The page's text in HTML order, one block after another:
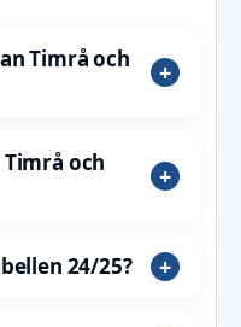
Timrå och
och
24/25?